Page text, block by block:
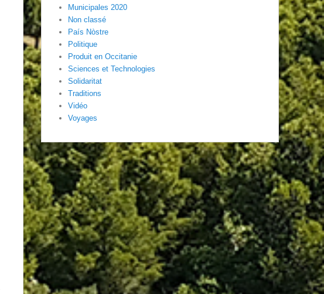
Municipales 2020
Non classé
País Nòstre
Politique
Produit en Occitanie
Sciences et Technologies
Solidaritat
Traditions
Vidéo
Voyages